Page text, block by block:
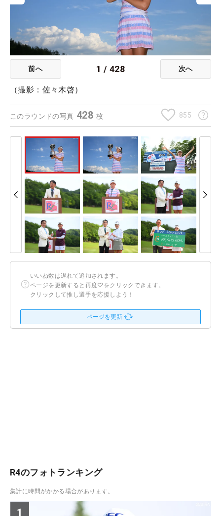
前へ 1 / 428 次へ
（撮影：佐々木啓）
このラウンドの写真 428 枚 855
いいね数は遅れて追加されます。
ページを更新すると再度♡をクリックできます。
クリックして推し選手を応援しよう！
ページを更新
R4のフォトランキング
集計に時間がかかる場合があります。
1